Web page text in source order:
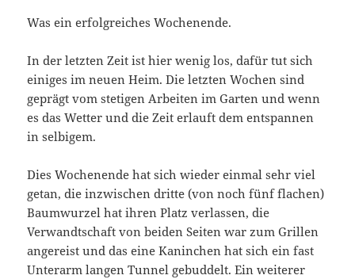
Was ein erfolgreiches Wochenende.
In der letzten Zeit ist hier wenig los, dafür tut sich
einiges im neuen Heim. Die letzten Wochen sind
geprägt vom stetigen Arbeiten im Garten und wenn
es das Wetter und die Zeit erlauft dem entspannen
in selbigem.
Dies Wochenende hat sich wieder einmal sehr viel
getan, die inzwischen dritte (von noch fünf flachen)
Baumwurzel hat ihren Platz verlassen, die
Verwandtschaft von beiden Seiten war zum Grillen
angereist und das eine Kaninchen hat sich ein fast
Unterarm langen Tunnel gebuddelt. Ein weiterer